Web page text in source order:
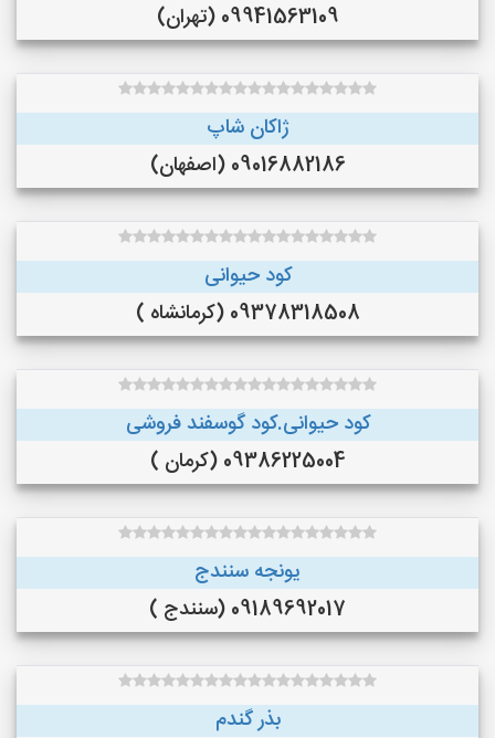
09941563109 (تهران)
ژاکان شاپ
09016882186 (اصفهان)
کود حیوانی
09378318508 (کرمانشاه )
کود حیوانی.کود گوسفند فروشی
09386225004 (کرمان )
یونجه سنندج
09189692017 (سنندج )
بذر گندم